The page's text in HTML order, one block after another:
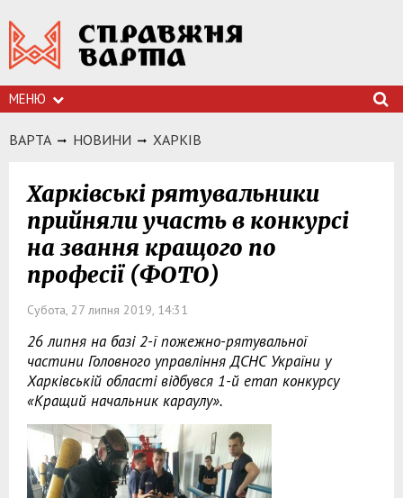
МЕНЮ
ВАРТА НОВИНИ ХАРКIВ
Харківські рятувальники
прийняли участь в конкурсі
на звання кращого по
професії (ФОТО)
Субота, 27 липня 2019, 14:31
26 липня на базі 2-ї пожежно-рятувальної
частини Головного управління ДСНС України у
Харківській області відбувся 1-й етап конкурсу
«Кращий начальник караулу».